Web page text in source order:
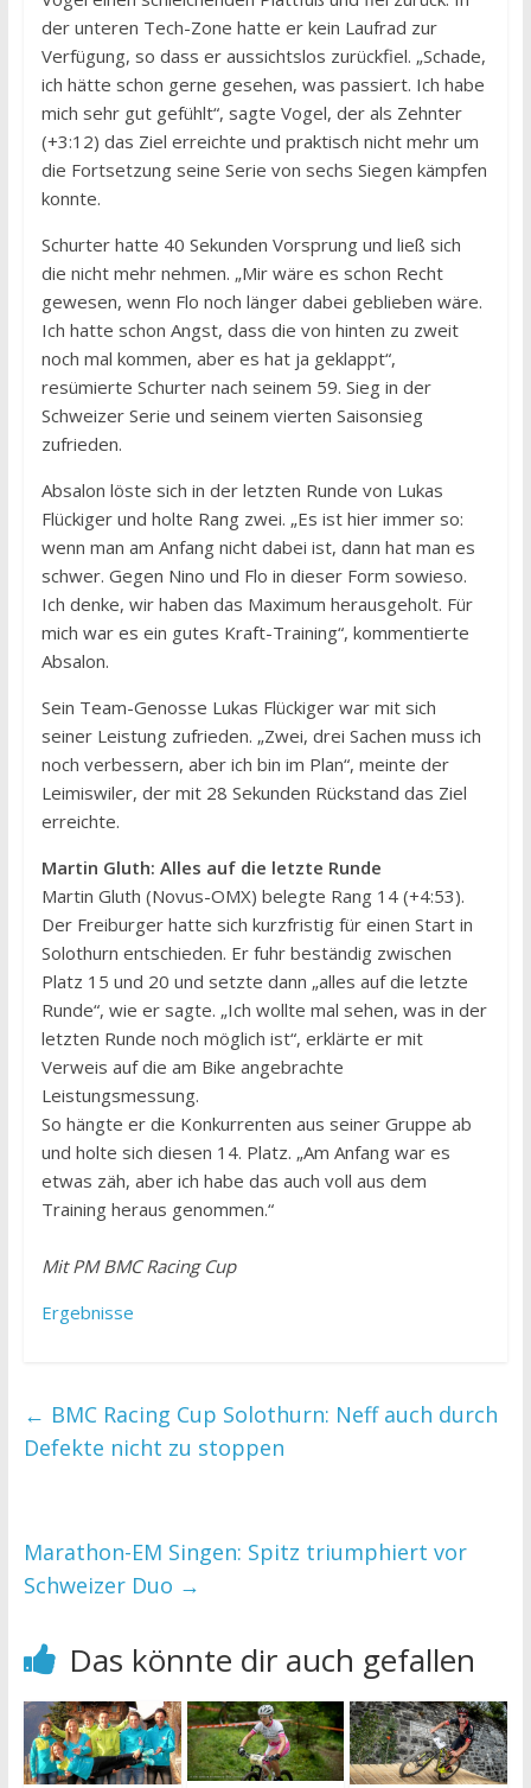
der unteren Tech-Zone hatte er kein Laufrad zur
Verfügung, so dass er aussichtslos zurückfiel. „Schade,
ich hätte schon gerne gesehen, was passiert. Ich habe
mich sehr gut gefühlt“, sagte Vogel, der als Zehnter
(+3:12) das Ziel erreichte und praktisch nicht mehr um
die Fortsetzung seine Serie von sechs Siegen kämpfen
konnte.
Schurter hatte 40 Sekunden Vorsprung und ließ sich
die nicht mehr nehmen. „Mir wäre es schon Recht
gewesen, wenn Flo noch länger dabei geblieben wäre.
Ich hatte schon Angst, dass die von hinten zu zweit
noch mal kommen, aber es hat ja geklappt“,
resümierte Schurter nach seinem 59. Sieg in der
Schweizer Serie und seinem vierten Saisonsieg
zufrieden.
Absalon löste sich in der letzten Runde von Lukas
Flückiger und holte Rang zwei. „Es ist hier immer so:
wenn man am Anfang nicht dabei ist, dann hat man es
schwer. Gegen Nino und Flo in dieser Form sowieso.
Ich denke, wir haben das Maximum herausgeholt. Für
mich war es ein gutes Kraft-Training“, kommentierte
Absalon.
Sein Team-Genosse Lukas Flückiger war mit sich
seiner Leistung zufrieden. „Zwei, drei Sachen muss ich
noch verbessern, aber ich bin im Plan“, meinte der
Leimiswiler, der mit 28 Sekunden Rückstand das Ziel
erreichte.
Martin Gluth: Alles auf die letzte Runde
Martin Gluth (Novus-OMX) belegte Rang 14 (+4:53).
Der Freiburger hatte sich kurzfristig für einen Start in
Solothurn entschieden. Er fuhr beständig zwischen
Platz 15 und 20 und setzte dann „alles auf die letzte
Runde“, wie er sagte. „Ich wollte mal sehen, was in der
letzten Runde noch möglich ist“, erklärte er mit
Verweis auf die am Bike angebrachte
Leistungsmessung.
So hängte er die Konkurrenten aus seiner Gruppe ab
und holte sich diesen 14. Platz. „Am Anfang war es
etwas zäh, aber ich habe das auch voll aus dem
Training heraus genommen.“
Mit PM BMC Racing Cup
Ergebnisse
← BMC Racing Cup Solothurn: Neff auch durch
Defekte nicht zu stoppen
Marathon-EM Singen: Spitz triumphiert vor
Schweizer Duo →
Das könnte dir auch gefallen